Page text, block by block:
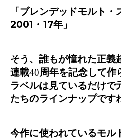
「ブレンデッドモルト・
2001 ・ 17年」
そう、誰もが憧れた正義
連載40周年を記念して作
ラベルは見ているだけで
たちのラインナップです
今作に使われているモル